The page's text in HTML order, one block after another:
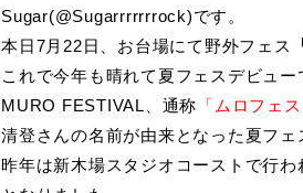
Sugar(@Sugarrrrrrrock)です。
本日7月22日、お台場にて野外フェス
これで今年も晴れて夏フェスデビュー
MURO FESTIVAL、通称 「ムロフェス
清登さんの名前が由来となった夏フェ
昨年は新木場スタジオコーストで行